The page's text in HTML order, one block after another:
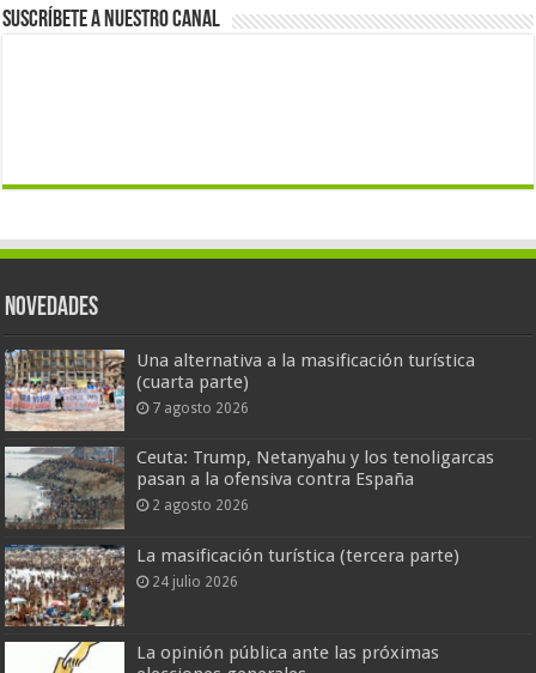
Suscríbete a nuestro canal
Novedades
Una alternativa a la masificación turística
(cuarta parte)
7 agosto 2026
Ceuta: Trump, Netanyahu y los tenoligarcas
pasan a la ofensiva contra España
2 agosto 2026
La masificación turística (tercera parte)
24 julio 2026
La opinión pública ante las próximas